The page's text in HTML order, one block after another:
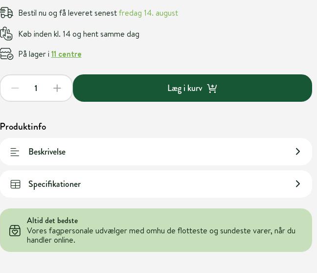
Bestil nu og få leveret senestfredag 14. august
Køb inden kl. 14 og hent samme dag
På lager i 11 centre
Læg i kurv
Produktinfo
Beskrivelse
Specifikationer
Altid det bedste
Vores fagpersonale udvælger med omhu de flotteste og sundeste varer, når du
handler online.